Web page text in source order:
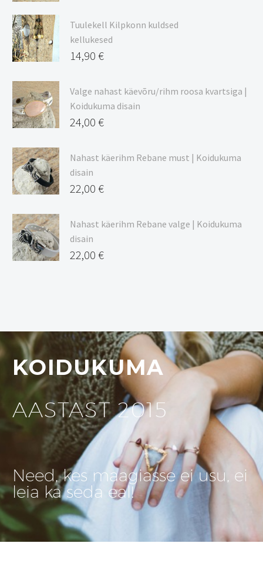
9,00 €
kuni
20,44 €
Tuulekell Kilpkonn kuldsed
kellukesed
14,90 €
Valge nahast käevõru/rihm roosa kvartsiga |
Koidukuma disain
24,00 €
Nahast käerihm Rebane must | Koidukuma
disain
22,00 €
Nahast käerihm Rebane valge | Koidukuma
disain
22,00 €
KOIDUKUMA
AASTAST 2015
Need, kes maagiasse ei usu, ei
leia ka seda eal!